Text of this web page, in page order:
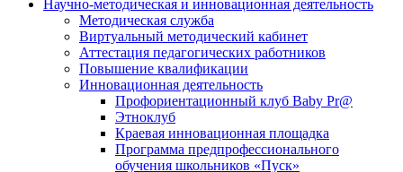
Научно-методическая и инновационная деятельность
Методическая служба
Виртуальный методический кабинет
Аттестация педагогических работников
Повышение квалификации
Инновационная деятельность
Профориентационный клуб Baby Pr@
Этноклуб
Краевая инновационная площадка
Программа предпрофессионального
обучения школьников «Пуск»